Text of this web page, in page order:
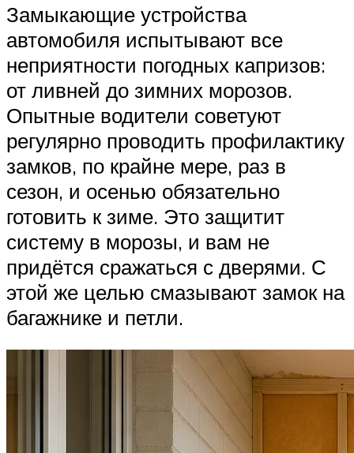
Замыкающие устройства
автомобиля испытывают все
неприятности погодных капризов:
от ливней до зимних морозов.
Опытные водители советуют
регулярно проводить профилактику
замков, по крайне мере, раз в
сезон, и осенью обязательно
готовить к зиме. Это защитит
систему в морозы, и вам не
придётся сражаться с дверями. С
этой же целью смазывают замок на
багажнике и петли.